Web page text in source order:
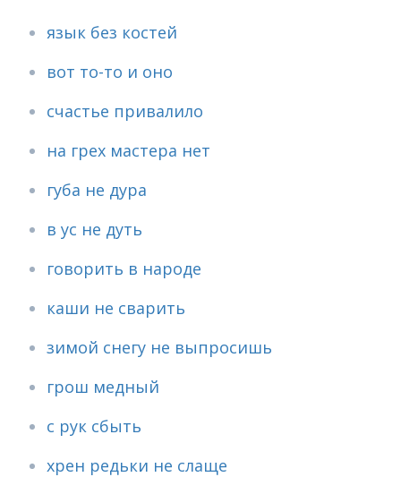
язык без костей
вот то-то и оно
счастье привалило
на грех мастера нет
губа не дура
в ус не дуть
говорить в народе
каши не сварить
зимой снегу не выпросишь
грош медный
с рук сбыть
хрен редьки не слаще